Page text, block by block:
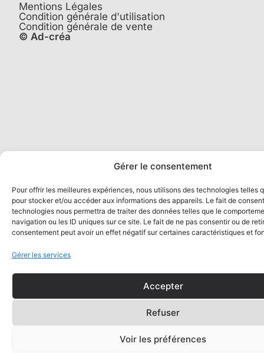
Gérer le consentement
Pour offrir les meilleures expériences, nous utilisons des technologies telles
pour stocker et/ou accéder aux informations des appareils. Le fait de
technologies nous permettra de traiter des données telles que le
navigation ou les ID uniques sur ce site. Le fait de ne pas consentir ou de
consentement peut avoir un effet négatif sur certaines caractéristiques et
Gérer les services
Accepter
Refuser
Voir les préférences
PROPOS
de
Mentions Légales
Condition générale d'utilisation
Condition générale de vente
© Ad-créa